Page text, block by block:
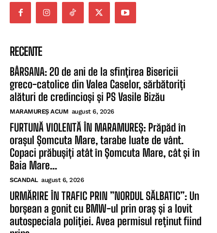
RECENTE
BÂRSANA: 20 de ani de la sfințirea Bisericii
greco-catolice din Valea Caselor, sărbătoriți
alături de credincioși și PS Vasile Bizău
MARAMUREȘ ACUM august 6, 2026
FURTUNĂ VIOLENTĂ ÎN MARAMUREȘ: Prăpăd în
orașul Șomcuta Mare, tarabe luate de vânt.
Copaci prăbușiți atât în Șomcuta Mare, cât și în
Baia Mare...
SCANDAL august 6, 2026
URMĂRIRE ÎN TRAFIC PRIN ”NORDUL SĂLBATIC”: Un
borșean a gonit cu BMW-ul prin oraș și a lovit
autospeciala poliției. Avea permisul reținut fiind